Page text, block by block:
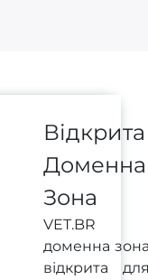
Відкрита
Доменна
Зона
VET.BR
доменна
відкрита